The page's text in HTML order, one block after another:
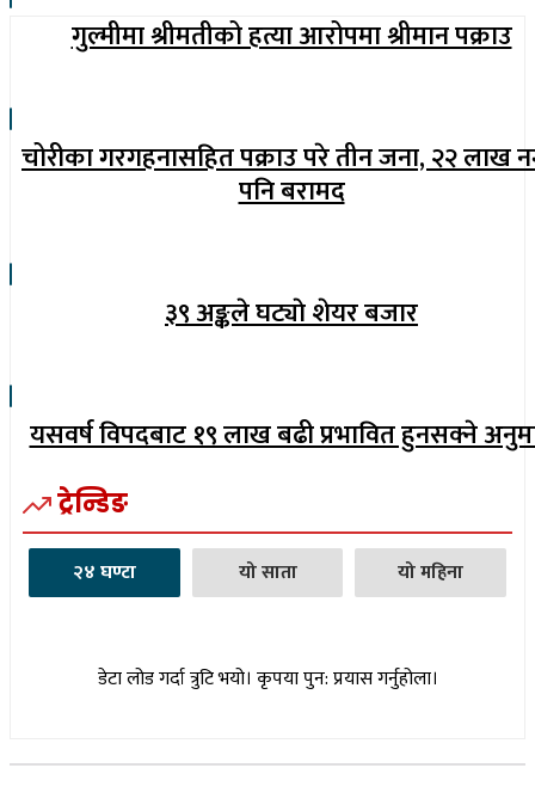
गुल्मीमा श्रीमतीको हत्या आरोपमा श्रीमान पक्राउ
चोरीका गरगहनासहित पक्राउ परे तीन जना, २२ लाख
पनि बरामद
३९ अङ्कले घट्याे शेयर बजार
यसवर्ष विपदबाट १९ लाख बढी प्रभावित हुनसक्ने
ट्रेन्डिङ
२४ घण्टा यो साता यो महिना
डेटा लोड गर्दा त्रुटि भयो। कृपया पुन: प्रयास गर्नुहोला।